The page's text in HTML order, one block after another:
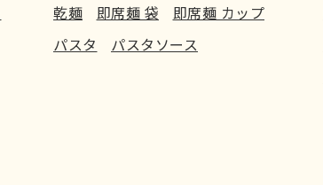
乾麺 即席麺 袋
即席麺 カップ
パスタ
パスタソース